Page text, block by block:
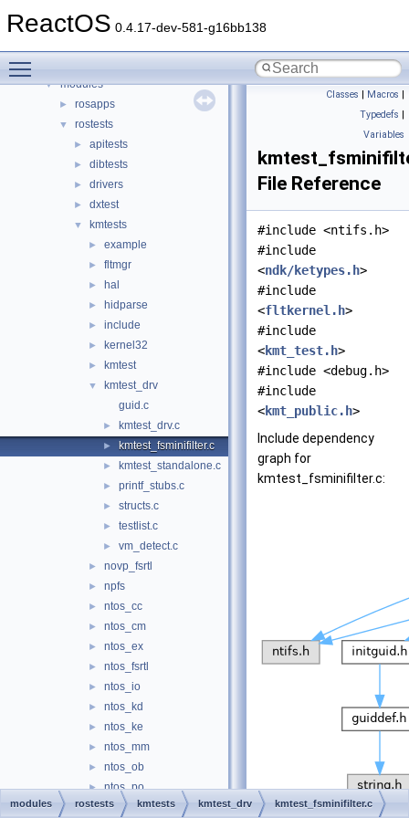
ReactOS 0.4.17-dev-581-g16bb138
► drivers
▼ modules
► rosapps
▼ rostests
► apitests
► dibtests
► drivers
► dxtest
▼ kmtests
► example
► fltmgr
► hal
► hidparse
► include
► kernel32
► kmtest
▼
kmtest_drv
guid.c
► kmtest_drv.c
► kmtest_fsminifilter.c
► kmtest_standalone.c
► printf_stubs.c
► structs.c
► testlist.c
► vm_detect.c
► novp_fsrtl
► npfs
► ntos_cc
► ntos_cm
► ntos_ex
► ntos_fsrtl
► ntos_io
► ntos_kd
► ntos_ke
► ntos_mm
► ntos_ob
► ntos_po
► ntos_ps
Classes | Macros |
Typedefs |
Variables
File Reference
#include <ntifs.h>
#include
<ndk/ketypes.h>
#include
<fltkernel.h>
#include
<kmt_test.h>
#include <debug.h>
#include
<kmt_public.h>
Include dependency
graph for
kmtest_fsminifilter.c:
modules rostests kmtests kmtest_drv kmtest_fsminifilter.c